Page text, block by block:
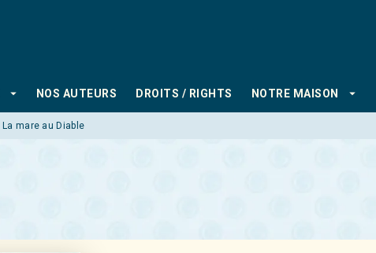
arrow_drop_down NOS AUTEURS DROITS / RIGHTS NOTRE MAISON arrow_drop_down
La mare au Diable